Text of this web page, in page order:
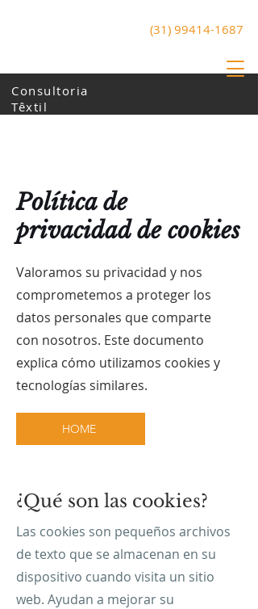
Consultoria
Têxtil
(31) 99414-1687
​Política de
privacidad de cookies
​Valoramos su privacidad y nos
comprometemos a proteger los
datos personales que comparte
con nosotros. Este documento
explica cómo utilizamos cookies y
tecnologías similares.
HOME
¿Qué son las cookies?
Las cookies son pequeños archivos
de texto que se almacenan en su
dispositivo cuando visita un sitio
web. Ayudan a mejorar su